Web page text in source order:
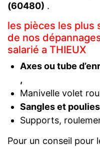
(60480) .
les pièces les plus
de nos
salarié a THIEUX
Axes ou tube
,
Manivelle volet
Sangles et
Supports,
Pour un conseil pour